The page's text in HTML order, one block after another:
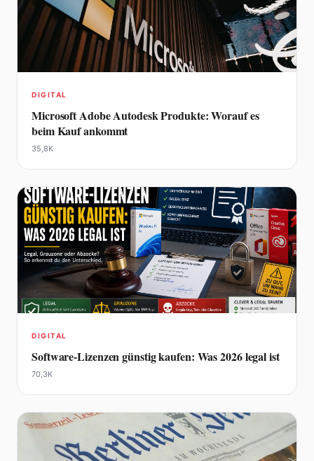
DIGITAL
Microsoft Adobe Autodesk Produkte: Worauf es
beim Kauf ankommt
35,8K
DIGITAL
Software-Lizenzen günstig kaufen: Was 2026 legal ist
70,3K